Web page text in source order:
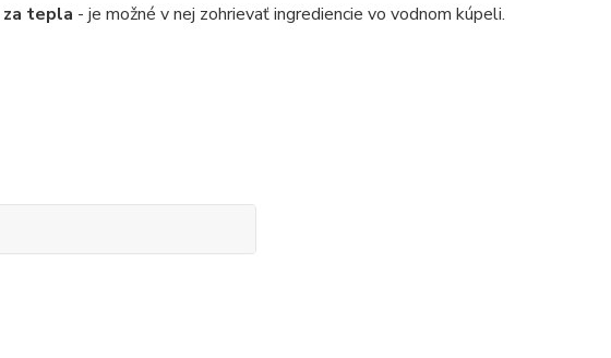
tepla - je možné v nej zohrievať ingrediencie vo vodnom kúpeli.